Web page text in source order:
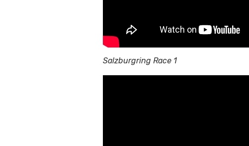
Salzburgring Race 1